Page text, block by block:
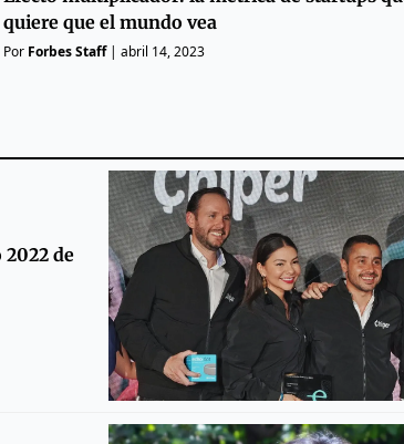
quiere que el mundo vea
Por Forbes Staff|abril 14, 2023
de